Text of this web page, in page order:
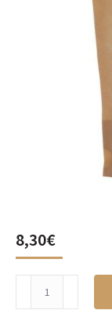
8,30€
calabaza